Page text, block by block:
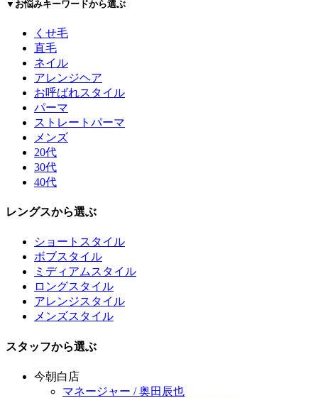
▼お悩みキーワードから選ぶ
くせ毛
直毛
ネイル
アレンジヘア
お呼ばれスタイル
パーマ
ストレートパーマ
メンズ
20代
30代
40代
レングスから選ぶ
ショートスタイル
ボブスタイル
ミディアムスタイル
ロングスタイル
アレンジスタイル
メンズスタイル
スタッフから選ぶ
今朝白店
マネージャー / 奥田辰也